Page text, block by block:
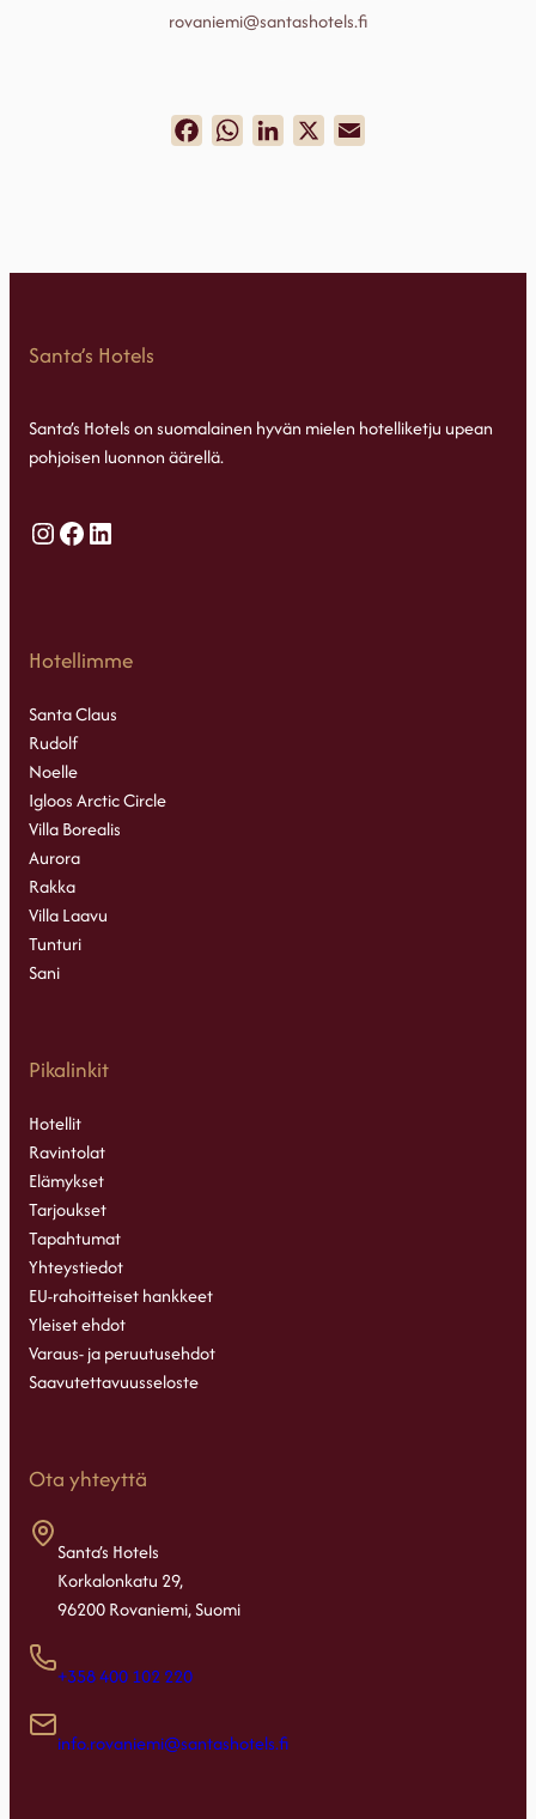
rovaniemi@santashotels.fi
FacebookWhatsAppLinkedIn
Santa’s Hotels
Santa’s Hotels on suomalainen hyvän mielen hotelliketju upean
pohjoisen luonnon äärellä.
Instagram
Facebook
LinkedIn
Hotellimme
Santa Claus
Rudolf
Noelle
Igloos Arctic Circle
Villa Borealis
Aurora
Rakka
Villa Laavu
Tunturi
Sani
Pikalinkit
Hotellit
Ravintolat
Elämykset
Tarjoukset
Tapahtumat
Yhteystiedot
EU-rahoitteiset hankkeet
Yleiset ehdot
Varaus- ja peruutusehdot
Saavutettavuusseloste
Ota yhteyttä
Santa’s Hotels
Korkalonkatu 29,
96200 Rovaniemi, Suomi
+358 400 102 220
info.rovaniemi@santashotels.fi